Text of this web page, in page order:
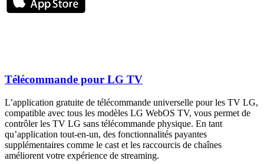
Télécommande pour LG TV
L’application gratuite de télécommande universelle pour les TV LG,
compatible avec tous les modèles LG WebOS TV, vous permet de
contrôler les TV LG sans télécommande physique. En tant
qu’application tout-en-un, des fonctionnalités payantes
supplémentaires comme le cast et les raccourcis de chaînes
améliorent votre expérience de streaming.